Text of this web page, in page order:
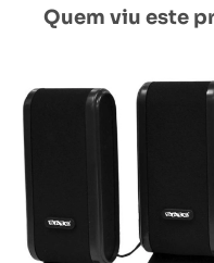
Quem viu este